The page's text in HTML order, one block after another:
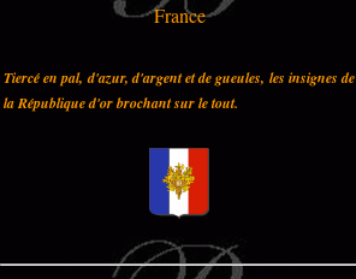
France
Tiercé en pal, d'azur, d'argent et de gueules, les insignes de
la République d'or brochant sur le tout.